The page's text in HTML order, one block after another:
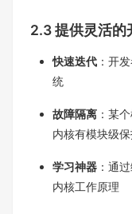
2.3 提供灵活的
快速迭代 ：开
统​
故障隔离 ：某
内核有模块级保
学习神器 ：通
内核工作原理​